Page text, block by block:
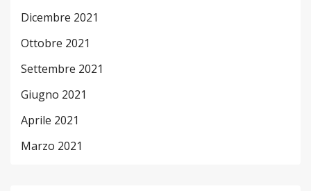
Dicembre 2021
Ottobre 2021
Settembre 2021
Giugno 2021
Aprile 2021
Marzo 2021